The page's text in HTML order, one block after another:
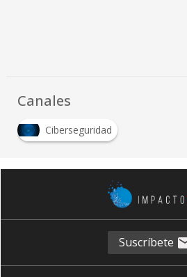
Canales
Ciberseguridad
Suscríbete